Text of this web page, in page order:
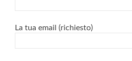
La tua email (richiesto)